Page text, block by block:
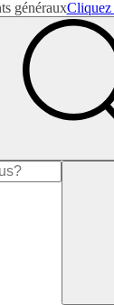
générauxCliquez